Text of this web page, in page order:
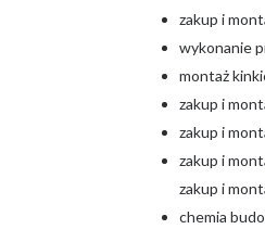
zakup i
wykonanie
montaż
zakup i
zakup i
zakup i
zakup i
chemia